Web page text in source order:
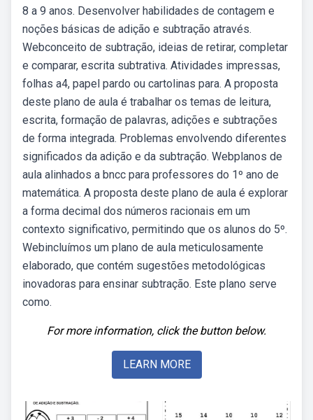
8 a 9 anos. Desenvolver habilidades de contagem e
noções básicas de adição e subtração através.
Webconceito de subtração, ideias de retirar, completar
e comparar, escrita subtrativa. Atividades impressas,
folhas a4, papel pardo ou cartolinas para. A proposta
deste plano de aula é trabalhar os temas de leitura,
escrita, formação de palavras, adições e subtrações
de forma integrada. Problemas envolvendo diferentes
significados da adição e da subtração. Webplanos de
aula alinhados a bncc para professores do 1º ano de
matemática. A proposta deste plano de aula é explorar
a forma decimal dos números racionais em um
contexto significativo, permitindo que os alunos do 5º.
Webincluímos um plano de aula meticulosamente
elaborado, que contém sugestões metodológicas
inovadoras para ensinar subtração. Este plano serve
como.
For more information, click the button below.
LEARN MORE